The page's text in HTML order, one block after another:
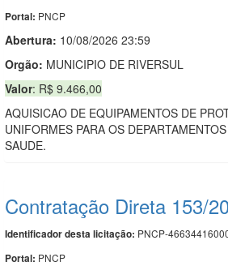
Portal: PNCP
Abertura: 10/08/2026 23:59
Orgão: MUNICIPIO DE RIVERSUL
Valor: R$ 9.466,00
AQUISICAO DE EQUIPAMENTOS DE
UNIFORMES PARA OS
SAUDE.
Contratação Direta 153/
Identificador desta licitação: PNCP-
Portal: PNCP